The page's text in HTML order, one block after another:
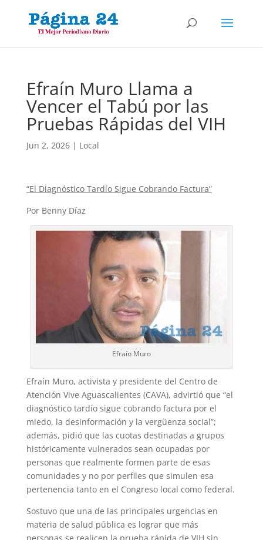
Efraín Muro Llama a
Vencer el Tabú por las
Pruebas Rápidas del VIH
Jun 2, 2026| Local
“El Diagnóstico Tardío Sigue Cobrando Factura”
Por Benny Díaz
Efraín Muro
Efraín Muro, activista y presidente del Centro de
Atención Vive Aguascalientes (CAVA), advirtió que “el
diagnóstico tardío sigue cobrando factura por el
miedo, la desinformación y la vergüenza social”;
además, pidió que las cuotas destinadas a grupos
históricamente vulnerados sean ocupadas por
personas que realmente formen parte de esas
comunidades y no por perfiles que simulen esa
pertenencia tanto en el Congreso local como federal.
Sostuvo que una de las principales urgencias en
materia de salud pública es lograr que más